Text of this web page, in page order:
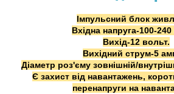
Імпульсний блок
Вхідна напруга-100-240
Вихід-12 вольт.
Вихідний струм-5
Діаметр роз'єму зовнішній/
Є захист від навантажень,
перенапруги на